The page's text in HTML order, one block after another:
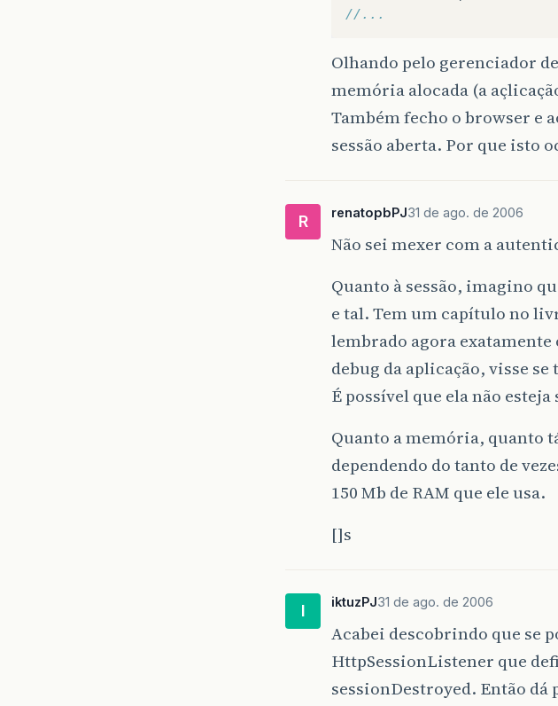
//...
Olhando pelo gerenciador
memória alocada (a
Também fecho o browser e
sessão aberta. Por que isto
R renatopbPJ31 de ago. de 2006
Não sei mexer com a
Quanto à sessão, imagino
e tal. Tem um capítulo no
lembrado agora exatamente
debug da aplicação, visse se
É possível que ela não
Quanto a memória, quanto
dependendo do tanto de
150 Mb de RAM que ele usa.
[]s
I iktuzPJ31 de ago. de 2006
Acabei descobrindo que se
HttpSessionListener que
sessionDestroyed. Então dá